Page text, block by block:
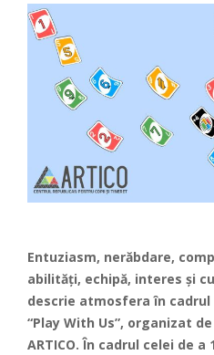
Entuziasm, nerăbdare,
abilități, echipă, interes și
descrie atmosfera în
“Play With Us”, organizat
ARTICO. În cadrul celei de